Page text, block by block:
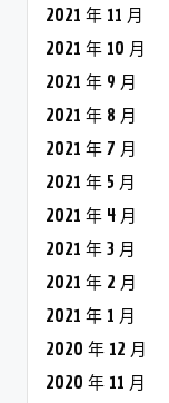
2021 年 11 月
2021 年 10 月
2021 年 9 月
2021 年 8 月
2021 年 7 月
2021 年 5 月
2021 年 4 月
2021 年 3 月
2021 年 2 月
2021 年 1 月
2020 年 12 月
2020 年 11 月